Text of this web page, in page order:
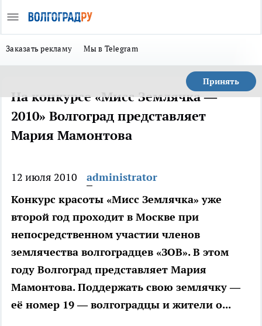
Заказать рекламу Мы в Telegram
Принять
На конкурсе «Мисс Землячка —
2010» Волгоград представляет
Мария Мамонтова
12 июля 2010
administrator
Конкурс красоты «Мисс Землячка» уже
второй год проходит в Москве при
непосредственном участии членов
землячества волгоградцев «ЗОВ». В этом
году Волгоград представляет Мария
Мамонтова. Поддержать свою землячку —
её номер 19 — волгоградцы и жители о...